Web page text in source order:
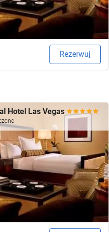
Rezerwuj
Hotel Las Vegas